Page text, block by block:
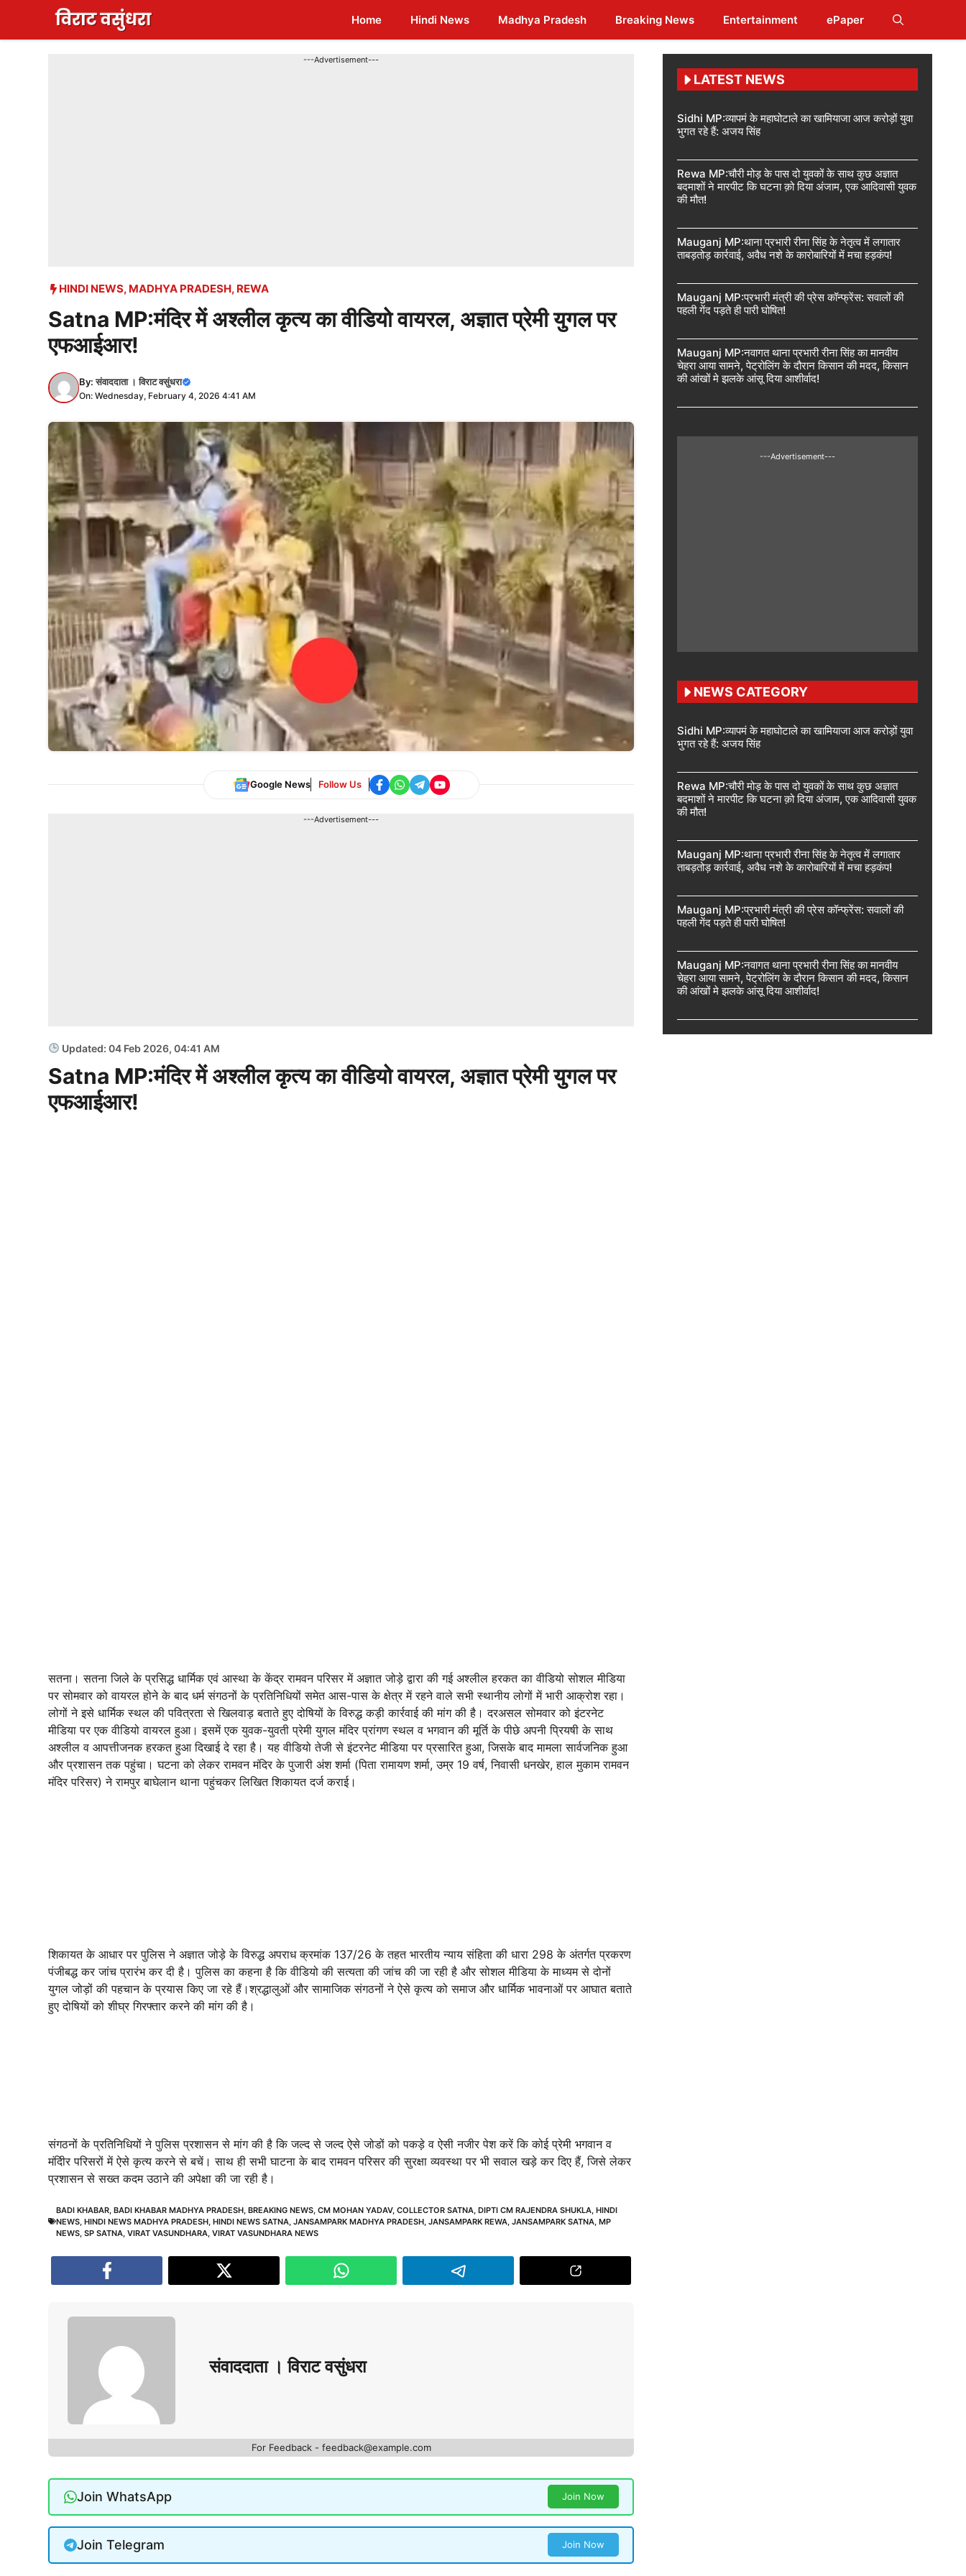
content
Home Hindi News Madhya Pradesh Breaking News Entertainment ePaper
---Advertisement---
HINDI NEWS, MADHYA PRADESH, REWA
Satna MP:मंदिर में अश्लील कृत्य का वीडियो वायरल, अज्ञात प्रेमी युगल पर
एफआईआर!
By:संवाददाता । विराट वसुंधरा
On: Wednesday, February 4, 2026 4:41 AM
Google News Follow Us
---Advertisement---
Updated: 04 Feb 2026, 04:41 AM
Satna MP:मंदिर में अश्लील कृत्य का वीडियो वायरल, अज्ञात प्रेमी युगल पर
एफआईआर!
सतना। सतना जिले के प्रसिद्ध धार्मिक एवं आस्था के केंद्र रामवन परिसर में अज्ञात जोड़े द्वारा की गई अश्लील हरकत का वीडियो सोशल मीडिया
पर सोमवार को वायरल होने के बाद धर्म संगठनों के प्रतिनिधियों समेत आस-पास के क्षेत्र में रहने वाले सभी स्थानीय लोगों में भारी आक्रोश रहा।
लोगों ने इसे धार्मिक स्थल की पवित्रता से खिलवाड़ बताते हुए दोषियों के विरुद्ध कड़ी कार्रवाई की मांग की है। दरअसल सोमवार को इंटरनेट
मीडिया पर एक वीडियो वायरल हुआ। इसमें एक युवक-युवती प्रेमी युगल मंदिर प्रांगण स्थल व भगवान की मूर्ति के पीछे अपनी प्रियषी के साथ
अश्लील व आपत्तीजनक हरकत हुआ दिखाई दे रहा है। यह वीडियो तेजी से इंटरनेट मीडिया पर प्रसारित हुआ, जिसके बाद मामला सार्वजनिक हुआ
और प्रशासन तक पहुंचा। घटना को लेकर रामवन मंदिर के पुजारी अंश शर्मा (पिता रामायण शर्मा, उम्र 19 वर्ष, निवासी धनखेर, हाल मुकाम रामवन
मंदिर परिसर) ने रामपुर बाघेलान थाना पहुंचकर लिखित शिकायत दर्ज कराई।
शिकायत के आधार पर पुलिस ने अज्ञात जोड़े के विरुद्ध अपराध क्रमांक 137/26 के तहत भारतीय न्याय संहिता की धारा 298 के अंतर्गत प्रकरण
पंजीबद्ध कर जांच प्रारंभ कर दी है। पुलिस का कहना है कि वीडियो की सत्यता की जांच की जा रही है और सोशल मीडिया के माध्यम से दोनों
युगल जोड़ों की पहचान के प्रयास किए जा रहे हैं।श्रद्धालुओं और सामाजिक संगठनों ने ऐसे कृत्य को समाज और धार्मिक भावनाओं पर आघात बताते
हुए दोषियों को शीघ्र गिरफ्तार करने की मांग की है।
संगठनों के प्रतिनिधियों ने पुलिस प्रशासन से मांग की है कि जल्द से जल्द ऐसे जोडों को पकड़े व ऐसी नजीर पेश करें कि कोई प्रेमी भगवान व
मंदिीर परिसरों में ऐसे कृत्य करने से बचें। साथ ही सभी घाटना के बाद रामवन परिसर की सुरक्षा व्यवस्था पर भी सवाल खड़े कर दिए हैं, जिसे लेकर
प्रशासन से सख्त कदम उठाने की अपेक्षा की जा रही है।
BADI KHABAR, BADI KHABAR MADHYA PRADESH, BREAKING NEWS, CM MOHAN YADAV, COLLECTOR SATNA, DIPTI CM RAJENDRA SHUKLA, HINDI
NEWS, HINDI NEWS MADHYA PRADESH, HINDI NEWS SATNA, JANSAMPARK MADHYA PRADESH, JANSAMPARK REWA, JANSAMPARK SATNA, MP
NEWS, SP SATNA, VIRAT VASUNDHARA, VIRAT VASUNDHARA NEWS
संवाददाता । विराट वसुंधरा
For Feedback - feedback@example.com
Join WhatsApp Join Now
Join Telegram Join Now
LATEST NEWS
Sidhi MP:व्यापमं के महाघोटाले का खामियाजा आज करोड़ों युवा
भुगत रहे हैं: अजय सिंह
Rewa MP:चौरी मोड़ के पास दो युवकों के साथ कुछ अज्ञात
बदमाशों ने मारपीट कि घटना क़ो दिया अंजाम, एक आदिवासी युवक
की मौत!
Mauganj MP:थाना प्रभारी रीना सिंह के नेतृत्व में लगातार
ताबड़तोड़ कार्रवाई, अवैध नशे के कारोबारियों में मचा हड़कंप!
Mauganj MP:प्रभारी मंत्री की प्रेस कॉन्फ्रेंस: सवालों की
पहली गेंद पड़ते ही पारी घोषित!
Mauganj MP:नवागत थाना प्रभारी रीना सिंह का मानवीय
चेहरा आया सामने, पेट्रोलिंग के दौरान किसान की मदद, किसान
की आंखों मे झलके आंसू दिया आशीर्वाद!
---Advertisement---
NEWS CATEGORY
Sidhi MP:व्यापमं के महाघोटाले का खामियाजा आज करोड़ों युवा
भुगत रहे हैं: अजय सिंह
Rewa MP:चौरी मोड़ के पास दो युवकों के साथ कुछ अज्ञात
बदमाशों ने मारपीट कि घटना क़ो दिया अंजाम, एक आदिवासी युवक
की मौत!
Mauganj MP:थाना प्रभारी रीना सिंह के नेतृत्व में लगातार
ताबड़तोड़ कार्रवाई, अवैध नशे के कारोबारियों में मचा हड़कंप!
Mauganj MP:प्रभारी मंत्री की प्रेस कॉन्फ्रेंस: सवालों की
पहली गेंद पड़ते ही पारी घोषित!
Mauganj MP:नवागत थाना प्रभारी रीना सिंह का मानवीय
चेहरा आया सामने, पेट्रोलिंग के दौरान किसान की मदद, किसान
की आंखों मे झलके आंसू दिया आशीर्वाद!